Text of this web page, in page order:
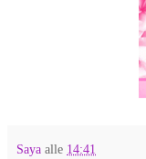
Saya alle 14:41